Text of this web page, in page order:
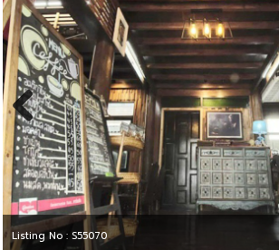
Previous
Listing No : S55070